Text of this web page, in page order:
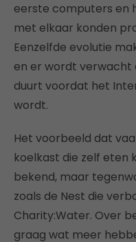
eerste computers en
met elkaar konden
Eenzelfde evolutie
en er wordt verwacht
duurt voordat het
wordt.
Het voorbeeld dat
koelkast die zelf eten
bekend, maar
zoals de Nest die
Charity:Water. Over
graag wat meer